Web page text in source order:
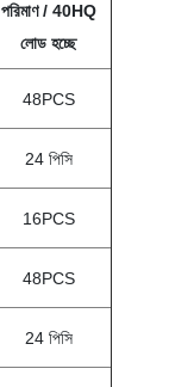
পরিমাণ / 40HQ
লোড হচ্ছে
48PCS
24 পিসি
16PCS
48PCS
24 পিসি